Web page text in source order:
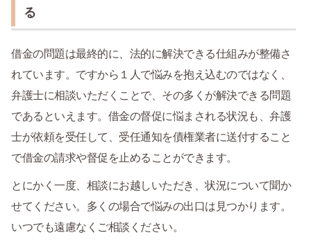
る
借金の問題は最終的に、法的に解決できる仕組みが整備さ
れています。ですから１人で悩みを抱え込むのではなく、
弁護士に相談いただくことで、その多くが解決できる問題
であるといえます。借金の督促に悩まされる状況も、弁護
士が依頼を受任して、受任通知を債権業者に送付すること
で借金の請求や督促を止めることができます。
とにかく一度、相談にお越しいただき、状況について聞か
せてください。多くの場合で悩みの出口は見つかります。
いつでも遠慮なくご相談ください。